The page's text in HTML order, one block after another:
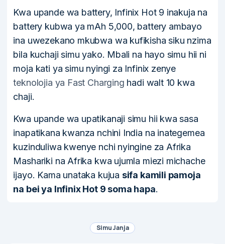
Kwa upande wa battery, Infinix Hot 9 inakuja na
battery kubwa ya mAh 5,000, battery ambayo
ina uwezekano mkubwa wa kufikisha siku nzima
bila kuchaji simu yako. Mbali na hayo simu hii ni
moja kati ya simu nyingi za Infinix zenye
teknolojia ya Fast Charging hadi walt 10 kwa
chaji.
Kwa upande wa upatikanaji simu hii kwa sasa
inapatikana kwanza nchini India na inategemea
kuzinduliwa kwenye nchi nyingine za Afrika
Mashariki na Afrika kwa ujumla miezi michache
ijayo. Kama unataka kujua sifa kamili pamoja
na bei ya Infinix Hot 9 soma hapa.
Simu Janja